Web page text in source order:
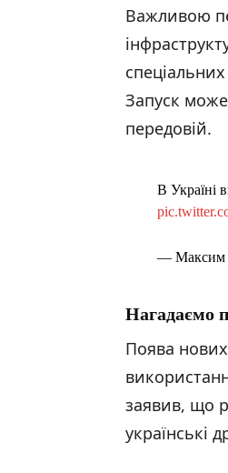
Важливою
Запуск
передовій.
В Україні
— Максим
Нагадаємо
Поява нових
заявив, що
українські